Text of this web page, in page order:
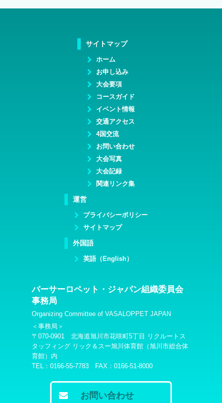
サイトマップ
ホーム
お申し込み
大会要項
コースガイド
イベント情報
交通アクセス
4国交流
お問い合わせ
大会写真
大会記録
関連リンク集
運営
プライバシーポリシー
サイトマップ
外国語
英語（English）
バーサーロペット・ジャパン組織委員会
事務局
Organizing Committee of VASALOPPET JAPAN
＜事務局＞
〒070-0901 北海道旭川市花咲町5丁目 リクルートス
タッフィング リック＆スー旭川体育館（旭川市総合体
育館）内
TEL：0166-55-7783 FAX：0166-51-8000
お問い合わせ